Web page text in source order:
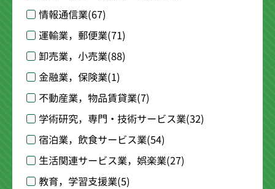
情報通信業(67)
運輸業，郵便業(71)
卸売業，小売業(88)
金融業，保険業(1)
不動産業，物品賃貸業(7)
学術研究，専門・技術サービス業(32)
宿泊業，飲食サービス業(54)
生活関連サービス業，娯楽業(27)
教育，学習支援業(5)